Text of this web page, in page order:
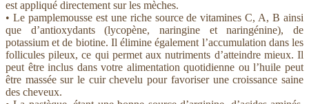
est appliqué directement sur les mèches.
• Le pamplemousse est une riche source de vitamines C, A, B ainsi
que d’antioxydants (lycopène, naringine et naringénine), de
potassium et de biotine. Il élimine également l’accumulation dans les
follicules pileux, ce qui permet aux nutriments d’atteindre mieux. Il
peut être inclus dans votre alimentation quotidienne ou l’huile peut
être massée sur le cuir chevelu pour favoriser une croissance saine
des cheveux.